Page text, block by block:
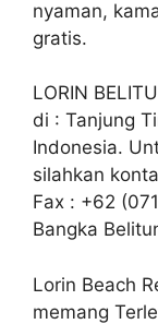
nyaman,
gratis.
LORIN
di : Tanjung
Indonesia.
silahkan
Fax : +62
Bangka
Lorin Beach
memang